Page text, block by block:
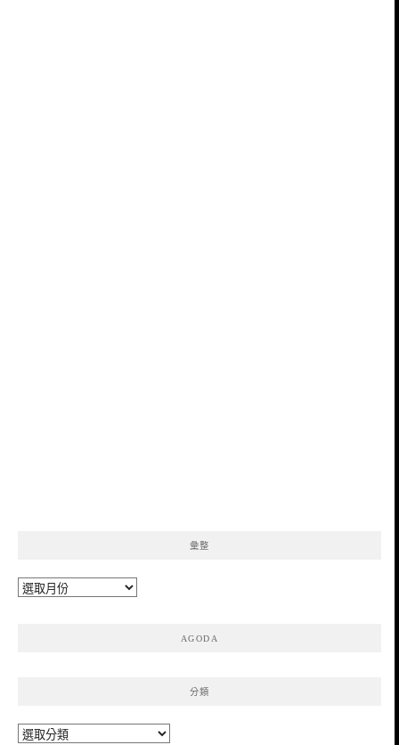
彙整
彙
AGODA
分類
分